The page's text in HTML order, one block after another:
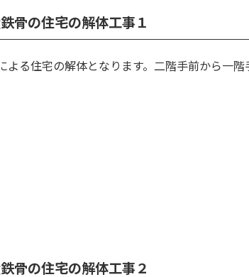
骨の住宅の解体工事１
よる住宅の解体となります。二階手前から一
骨の住宅の解体工事２